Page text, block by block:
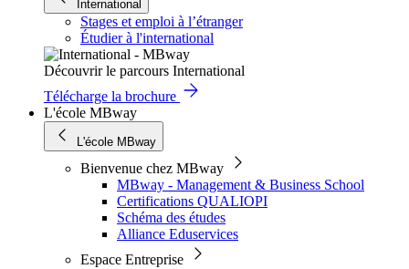
International
Stages et emploi à l’étranger
Étudier à l'international
Découvrir le parcours International
Télécharge la brochure
L'école MBway
L'école MBway
Bienvenue chez MBway
MBway - Management & Business School
Certifications QUALIOPI
Schéma des études
Alliance Eduservices
Espace Entreprise